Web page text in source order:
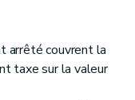
arrêté couvrent la
taxe sur la valeur